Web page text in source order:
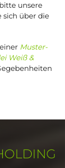
unsere
sich über die
Muster-
Weiß &